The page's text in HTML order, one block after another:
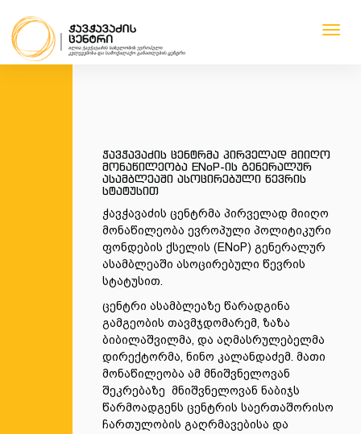
ჭავჭავაძის ცენტრმა პირველად მიიღო
მონაწილეობა ENoP-ის გენერალურ
ასამბლეაში ასოცირებული წევრის
სტატუსით
ჭავჭავაძის ცენტრმა პირველად მიიღო
მონაწილეობა ევროპული პოლიტიკური
ფონდების ქსელის (ENoP) გენერალურ
ასამბლეაში ასოცირებული წევრის
სტატუსით.
ცენტრი ასამბლეაზე წარადგინა
გამგეობის თავმჯდომარემ, ზაზა
ბიბილაშვილმა, და აღმასრულებელმა
დირექტორმა, ნინო კალანდაძემ. მათი
მონაწილეობა ამ მნიშვნელოვან
შეკრებაზე მნიშვნელოვან ნაბიჯს
წარმოადგენს ცენტრის საერთაშორისო
ჩართულობის გაღრმავებისა და